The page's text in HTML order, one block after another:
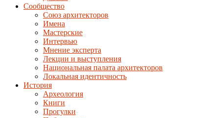
Сообщество
Союз архитекторов
Имена
Мастерские
Интервью
Мнение эксперта
Лекции и выступления
Национальная палата архитекторов
Локальная идентичность
История
Археология
Книги
Прогулки